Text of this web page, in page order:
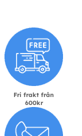
Fri frakt från
600kr